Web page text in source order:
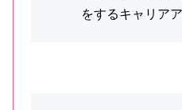
をするキャリア